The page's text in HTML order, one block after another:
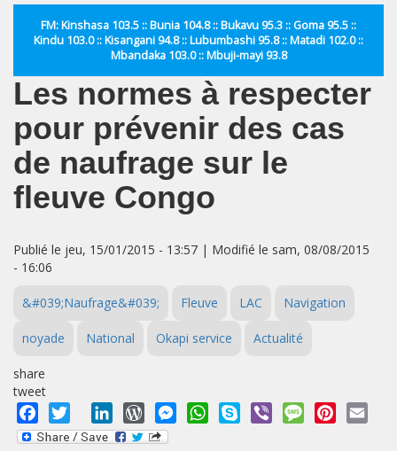
FM: Kinshasa 103.5 :: Bunia 104.8 :: Bukavu 95.3 :: Goma 95.5 ::
Kindu 103.0 :: Kisangani 94.8 :: Lubumbashi 95.8 :: Matadi 102.0 ::
Mbandaka 103.0 :: Mbuji-mayi 93.8
Les normes à respecter
pour prévenir des cas
de naufrage sur le
fleuve Congo
Publié le jeu, 15/01/2015 - 13:57 | Modifié le sam, 08/08/2015
- 16:06
&#039;Naufrage&#039; Fleuve LAC Navigation
noyade National Okapi service Actualité
share
tweet
Facebook
Twitter LinkedInWordPressMessengerWhatsApp
Skype Viber MessagePinterest